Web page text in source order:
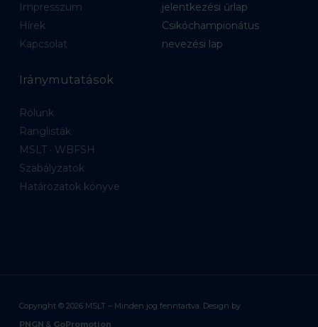
Impresszum
Hírek
Kapcsolat
jelentkezési űrlap
Csikóchampionátus
nevezési lap
Iránymutatások
Rólunk
Ranglisták
MSLT · WBFSH
Szabályzatok
Határozatok könyve
Copyright © 2026MSLT – Minden jog fenntartva. Design by
PNGN & GoPromotion